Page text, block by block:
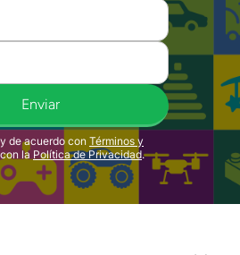
Enviar
de acuerdo conTérminos y
la Política de Privacidad.